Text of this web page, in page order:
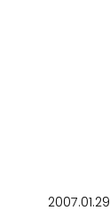
2007.01.29